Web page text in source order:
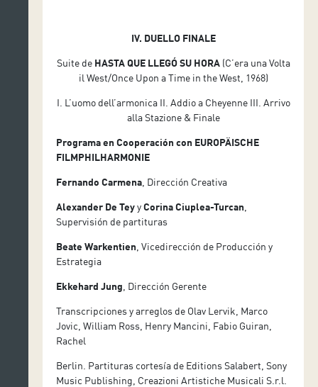
IV. DUELLO FINALE
Suite de HASTA QUE LLEGÓ SU HORA (C’era una Volta
il West/Once Upon a Time in the West, 1968)
I. L’uomo dell’armonica II. Addio a Cheyenne III. Arrivo
alla Stazione & Finale
Programa en Cooperación con EUROPÄISCHE
FILMPHILHARMONIE
Fernando Carmena, Dirección Creativa
Alexander De TeyyCorina Ciuplea-Turcan
Supervisión de partituras
Beate Warkentien , Vicedirección de Producción y
Estrategia
Ekkehard Jung , Dirección Gerente
Transcripciones y arreglos de Olav Lervik, Marco
Jovic, William Ross, Henry Mancini, Fabio Guiran,
Rachel
Berlin. Partituras cortesía de Editions Salabert, Sony
Music Publishing, Creazioni Artistiche Musicali S.r.l.